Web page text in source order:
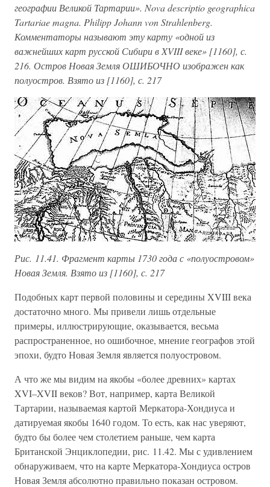
географии Великой Тартарии». Nova descriptio geographica
Tartariae magna. Philipp Johann von Strahlenberg.
Комментаторы называют эту карту «одной из
важнейших карт русской Сибири в XVIII веке» [1160], с.
216. Остров Новая Земля ОШИБОЧНО изображен как
полуостров. Взято из [1160], с. 217
Рис. 11.41. Фрагмент карты 1730 года с «полуостровом»
Новая Земля. Взято из [1160], с. 217
Подобных карт первой половины и середины XVIII века
достаточно много. Мы привели лишь отдельные
примеры, иллюстрирующие, оказывается, весьма
распространенное, но ошибочное, мнение географов этой
эпохи, будто Новая Земля является полуостровом.
А что же мы видим на якобы «более древних» картах
XVI–XVII веков? Вот, например, карта Великой
Тартарии, называемая картой Меркатора-Хондиуса и
датируемая якобы 1640 годом. То есть, как нас уверяют,
будто бы более чем столетием раньше, чем карта
Британской Энциклопедии, рис. 11.42. Мы с удивлением
обнаруживаем, что на карте Меркатора-Хондиуса остров
Новая Земля абсолютно правильно показан островом.